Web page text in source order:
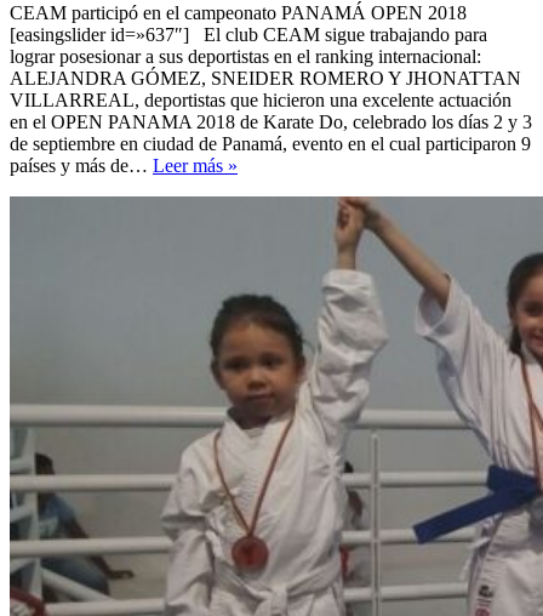
CEAM participó en el campeonato PANAMÁ OPEN 2018
[easingslider id=»637″] El club CEAM sigue trabajando para
lograr posesionar a sus deportistas en el ranking internacional:
ALEJANDRA GÓMEZ, SNEIDER ROMERO Y JHONATTAN
VILLARREAL, deportistas que hicieron una excelente actuación
en el OPEN PANAMA 2018 de Karate Do, celebrado los días 2 y 3
de septiembre en ciudad de Panamá, evento en el cual participaron 9
países y más de… Leer más »